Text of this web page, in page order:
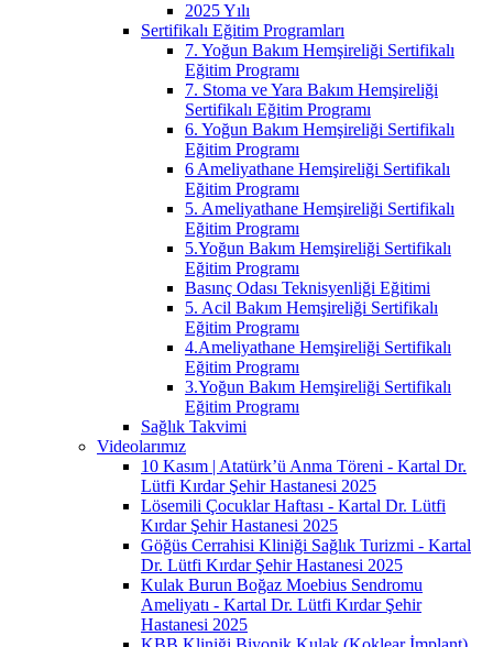
2025 Yılı
Sertifikalı Eğitim Programları
7. Yoğun Bakım Hemşireliği Sertifikalı
Eğitim Programı
7. Stoma ve Yara Bakım Hemşireliği
Sertifikalı Eğitim Programı
6. Yoğun Bakım Hemşireliği Sertifikalı
Eğitim Programı
6 Ameliyathane Hemşireliği Sertifikalı
Eğitim Programı
5. Ameliyathane Hemşireliği Sertifikalı
Eğitim Programı
5.Yoğun Bakım Hemşireliği Sertifikalı
Eğitim Programı
Basınç Odası Teknisyenliği Eğitimi
5. Acil Bakım Hemşireliği Sertifikalı
Eğitim Programı
4.Ameliyathane Hemşireliği Sertifikalı
Eğitim Programı
3.Yoğun Bakım Hemşireliği Sertifikalı
Eğitim Programı
Sağlık Takvimi
Videolarımız
10 Kasım | Atatürk’ü Anma Töreni - Kartal Dr.
Lütfi Kırdar Şehir Hastanesi 2025
Lösemili Çocuklar Haftası - Kartal Dr. Lütfi
Kırdar Şehir Hastanesi 2025
Göğüs Cerrahisi Kliniği Sağlık Turizmi - Kartal
Dr. Lütfi Kırdar Şehir Hastanesi 2025
Kulak Burun Boğaz Moebius Sendromu
Ameliyatı - Kartal Dr. Lütfi Kırdar Şehir
Hastanesi 2025